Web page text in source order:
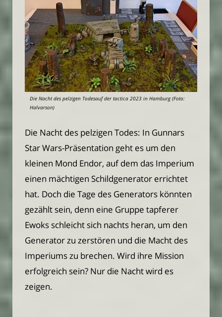
Die Nacht des pelzigen Todesauf der tactica 2023 in Hamburg (Foto:
Halvarson)
Die Nacht des pelzigen Todes: In Gunnars
Star Wars-Präsentation geht es um den
kleinen Mond Endor, auf dem das Imperium
einen mächtigen Schildgenerator errichtet
hat. Doch die Tage des Generators könnten
gezählt sein, denn eine Gruppe tapferer
Ewoks schleicht sich nachts heran, um den
Generator zu zerstören und die Macht des
Imperiums zu brechen. Wird ihre Mission
erfolgreich sein? Nur die Nacht wird es
zeigen.